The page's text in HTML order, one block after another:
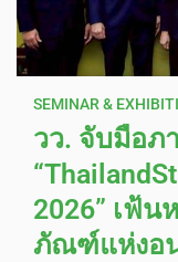
SEMINAR &
วว. จับมือภ
2026” เฟ้
ภัณฑ์แห่งอน